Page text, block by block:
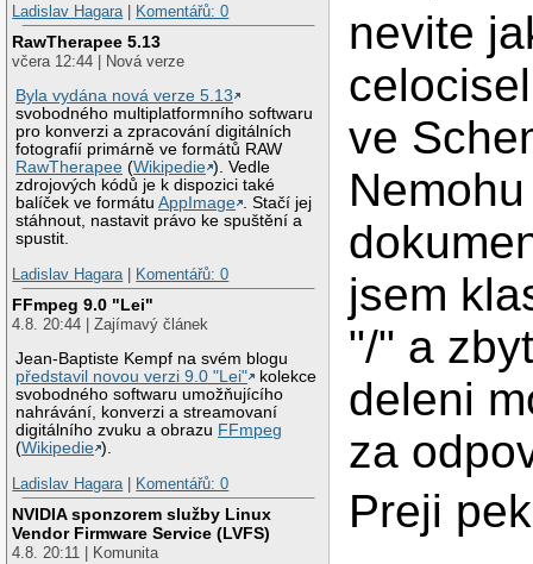
Ladislav Hagara
Komentářů: 0
RawTherapee 5.13
včera 12:44 | Nová verze
Byla vydána nová verze 5.13
svobodného multiplatformního softwaru
pro konverzi a zpracování digitálních
fotografií primárně ve formátů RAW
RawTherapee (Wikipedie ). Vedle
zdrojových kódů je k dispozici také
balíček ve formátuAppImage . Stačí jej
stáhnout, nastavit právo ke spuštění a
spustit.
Ladislav Hagara
Komentářů: 0
FFmpeg 9.0 "Lei"
4.8. 20:44 | Zajímavý článek
Jean-Baptiste Kempf na svém blogu
představil novou verzi 9.0 "Lei"
kolekce
svobodného softwaru umožňujícího
nahrávání, konverzi a streamovaní
digitálního zvuku a obrazu FFmpeg
(Wikipedie ).
Ladislav Hagara
Komentářů: 0
NVIDIA sponzorem služby Linux
Vendor Firmware Service (LVFS)
4.8. 20:11 | Komunita
nevite
ve
jsem
"/" a
deleni
za
Preji